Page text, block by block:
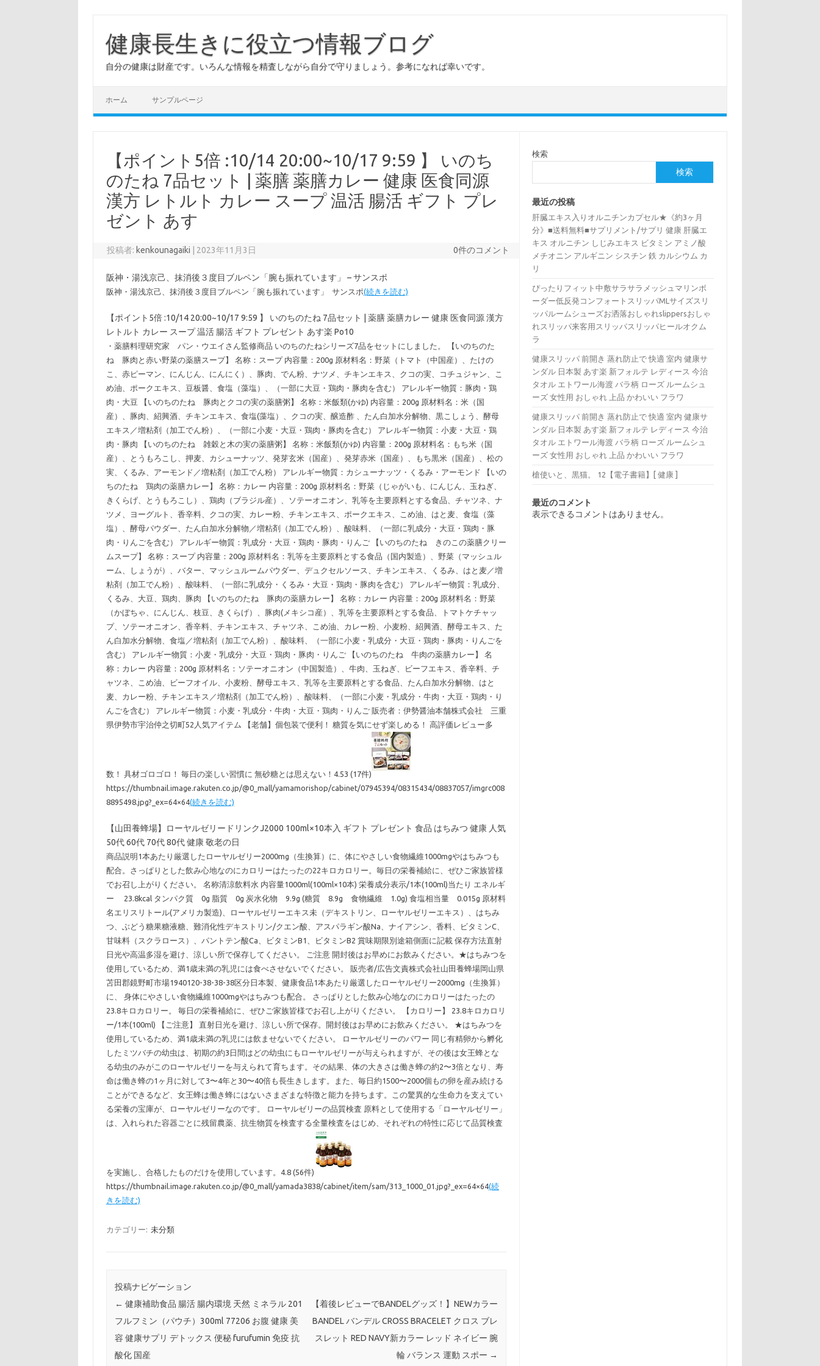
健康長生きに役立つ情報ブログ
自分の健康は財産です。いろんな情報を精査しながら自分で守りましょう。参考になれば幸いです。
ホーム サンプルページ
【ポイント5倍 :10/14 20:00~10/17 9:59 】 いのち
のたね 7品セット | 薬膳 薬膳カレー 健康 医食同源
漢方 レトルト カレー スープ 温活 腸活 ギフト プレ
ゼント あす
投稿者: kenkounagaiki 2023年11月3日 0件のコメント
阪神・湯浅京己、抹消後３度目ブルペン「腕も振れています」 – サンスポ
阪神・湯浅京己、抹消後３度目ブルペン「腕も振れています」 サンスポ(続きを読む)
【ポイント5倍 :10/14 20:00~10/17 9:59 】 いのちのたね 7品セット | 薬膳 薬膳カレー 健康 医食同源 漢方
レトルト カレー スープ 温活 腸活 ギフト プレゼント あす楽 Po10
・薬膳料理研究家 パン・ウエイさん監修商品 いのちのたねシリーズ7品をセットにしました。 【いのちのた
ね 豚肉と赤い野菜の薬膳スープ】 名称：スープ 内容量：200g 原材料名：野菜（トマト（中国産）、たけの
こ、赤ピーマン、にんじん、にんにく）、豚肉、でん粉、ナツメ、チキンエキス、クコの実、コチュジャン、こ
め油、ポークエキス、豆板醤、食塩（藻塩）、（一部に大豆・鶏肉・豚肉を含む） アレルギー物質：豚肉・鶏
肉・大豆 【いのちのたね 豚肉とクコの実の薬膳粥】 名称：米飯類(かゆ) 内容量：200g 原材料名：米（国
産）、豚肉、紹興酒、チキンエキス、食塩(藻塩）、クコの実、醸造酢 、たん白加水分解物、黒こしょう、酵母
エキス／増粘剤（加工でん粉）、（一部に小麦・大豆・鶏肉・豚肉を含む） アレルギー物質：小麦・大豆・鶏
肉・豚肉 【いのちのたね 雑穀と木の実の薬膳粥】 名称：米飯類(かゆ) 内容量：200g 原材料名：もち米（国
産）、とうもろこし、押麦、カシューナッツ、発芽玄米（国産）、発芽赤米（国産）、もち黒米（国産）、松の
実、くるみ、アーモンド／増粘剤（加工でん粉） アレルギー物質：カシューナッツ・くるみ・アーモンド 【いの
ちのたね 鶏肉の薬膳カレー】 名称：カレー 内容量：200g 原材料名：野菜（じゃがいも、にんじん、玉ねぎ、
きくらげ、とうもろこし）、鶏肉（ブラジル産）、ソテーオニオン、乳等を主要原料とする食品、チャツネ、ナ
ツメ、ヨーグルト、香辛料、クコの実、カレー粉、チキンエキス、ポークエキス、こめ油、はと麦、食塩（藻
塩）、酵母パウダー、たん白加水分解物／増粘剤（加工でん粉）、酸味料、（一部に乳成分・大豆・鶏肉・豚
肉・りんごを含む） アレルギー物質：乳成分・大豆・鶏肉・豚肉・りんご 【いのちのたね きのこの薬膳クリー
ムスープ】 名称：スープ 内容量：200g 原材料名：乳等を主要原料とする食品（国内製造）、野菜（マッシュル
ーム、しょうが）、バター、マッシュルームパウダー、デュクセルソース、チキンエキス、くるみ、はと麦／増
粘剤（加工でん粉）、酸味料、（一部に乳成分・くるみ・大豆・鶏肉・豚肉を含む） アレルギー物質：乳成分、
くるみ、大豆、鶏肉、豚肉 【いのちのたね 豚肉の薬膳カレー】 名称：カレー 内容量：200g 原材料名：野菜
（かぼちゃ、にんじん、枝豆、きくらげ）、豚肉(メキシコ産）、乳等を主要原料とする食品、トマトケチャッ
プ、ソテーオニオン、香辛料、チキンエキス、チャツネ、こめ油、カレー粉、小麦粉、紹興酒、酵母エキス、た
ん白加水分解物、食塩／増粘剤（加工でん粉）、酸味料、（一部に小麦・乳成分・大豆・鶏肉・豚肉・りんごを
含む） アレルギー物質：小麦・乳成分・大豆・鶏肉・豚肉・りんご 【いのちのたね 牛肉の薬膳カレー】 名
称：カレー 内容量：200g 原材料名：ソテーオニオン（中国製造）、牛肉、玉ねぎ、ビーフエキス、香辛料、チ
ャツネ、こめ油、ビーフオイル、小麦粉、酵母エキス、乳等を主要原料とする食品、たん白加水分解物、はと
麦、カレー粉、チキンエキス／増粘剤（加工でん粉）、酸味料、（一部に小麦・乳成分・牛肉・大豆・鶏肉・り
んごを含む） アレルギー物質：小麦・乳成分・牛肉・大豆・鶏肉・りんご 販売者：伊勢醤油本舗株式会社 三重
県伊勢市宇治仲之切町52人気アイテム 【老舗】個包装で便利！ 糖質を気にせず楽しめる！ 高評価レビュー多
数！ 具材ゴロゴロ！ 毎日の楽しい習慣に 無砂糖とは思えない！4.53 (17件)
https://thumbnail.image.rakuten.co.jp/@0_mall/yamamorishop/cabinet/07945394/08315434/08837057/imgrc008
8895498.jpg?_ex=64×64(続きを読む)
【山田養蜂場】ローヤルゼリードリンクJ2000 100ml×10本入 ギフト プレゼント 食品 はちみつ 健康 人気
50代 60代 70代 80代 健康 敬老の日
商品説明1本あたり厳選したローヤルゼリー2000mg（生換算）に、体にやさしい食物繊維1000mgやはちみつも
配合。さっぱりとした飲み心地なのにカロリーはたったの22キロカロリー。毎日の栄養補給に、ぜひご家族皆様
でお召し上がりください。 名称清涼飲料水 内容量1000ml(100ml×10本) 栄養成分表示/1本(100ml)当たり エネルギ
ー 23.8kcal タンパク質 0g 脂質 0g 炭水化物 9.9g (糖質 8.9g 食物繊維 1.0g) 食塩相当量 0.015g 原材料
名エリスリトール(アメリカ製造)、ローヤルゼリーエキス未（デキストリン、ローヤルゼリーエキス）、はちみ
つ、ぶどう糖果糖液糖、難消化性デキストリン/クエン酸、アスパラギン酸Na、ナイアシン、香料、ビタミンC、
甘味料（スクラロース）、パントテン酸Ca、ビタミンB1、ビタミンB2 賞味期限別途箱側面に記載 保存方法直射
日光や高温多湿を避け、涼しい所で保存してください。 ご注意 開封後はお早めにお飲みください。★はちみつを
使用しているため、満1歳未満の乳児には食べさせないでください。 販売者/広告文責株式会社山田養蜂場岡山県
苫田郡鏡野町市場1940120-38-38-38区分日本製、健康食品1本あたり厳選したローヤルゼリー2000mg（生換算）
に、 身体にやさしい食物繊維1000mgやはちみつも配合。 さっぱりとした飲み心地なのにカロリーはたったの
23.8キロカロリー。 毎日の栄養補給に、ぜひご家族皆様でお召し上がりください。 【カロリー】 23.8キロカロリ
ー/1本(100ml) 【ご注意】 直射日光を避け、涼しい所で保存。開封後はお早めにお飲みください。 ★はちみつを
使用しているため、満1歳未満の乳児には飲ませないでください。 ローヤルゼリーのパワー 同じ有精卵から孵化
したミツバチの幼虫は、初期の約3日間はどの幼虫にもローヤルゼリーが与えられますが、その後は女王蜂とな
る幼虫のみがこのローヤルゼリーを与えられて育ちます。その結果、体の大きさは働き蜂の約2〜3倍となり、寿
命は働き蜂の1ヶ月に対して3〜4年と30〜40倍も長生きします。また、毎日約1500〜2000個もの卵を産み続ける
ことができるなど、女王蜂は働き蜂にはないさまざまな特徴と能力を持ちます。この驚異的な生命力を支えてい
る栄養の宝庫が、ローヤルゼリーなのです。 ローヤルゼリーの品質検査 原料として使用する「ローヤルゼリー」
は、入れられた容器ごとに残留農薬、抗生物質を検査する全量検査をはじめ、それぞれの特性に応じて品質検査
を実施し、合格したものだけを使用しています。4.8 (56件)
https://thumbnail.image.rakuten.co.jp/@0_mall/yamada3838/cabinet/item/sam/313_1000_01.jpg?_ex=64×64(続
きを読む)
カテゴリー: 未分類
投稿ナビゲーション
← 健康補助食品 腸活 腸内環境 天然 ミネラル 201
フルフミン（パウチ）300ml 77206 お腹 健康 美
容 健康サプリ デトックス 便秘 furufumin 免疫 抗
酸化 国産
【着後レビューでBANDELグッズ！】NEWカラー
BANDEL バンデル CROSS BRACELET クロス ブレ
スレット RED NAVY新カラー レッド ネイビー 腕
輪 バランス 運動 スポー →
検索
検索
最近の投稿
肝臓エキス入りオルニチンカプセル★《約3ヶ月
分》■送料無料■サプリメント/サプリ 健康 肝臓エ
キス オルニチン しじみエキス ビタミン アミノ酸
メチオニン アルギニン シスチン 鉄 カルシウム カ
リ
ぴったりフィット中敷サラサラメッシュマリンボ
ーダー低反発コンフォートスリッパMLサイズスリ
ッパルームシューズお洒落おしゃれslippersおしゃ
れスリッパ来客用スリッパスリッパヒールオクム
ラ
健康スリッパ 前開き 蒸れ防止で 快適 室内 健康サ
ンダル 日本製 あす楽 新フォルテ レディース 今治
タオル エトワール海渡 バラ柄 ローズ ルームシュ
ーズ 女性用 おしゃれ 上品 かわいい フラワ
健康スリッパ 前開き 蒸れ防止で 快適 室内 健康サ
ンダル 日本製 あす楽 新フォルテ レディース 今治
タオル エトワール海渡 バラ柄 ローズ ルームシュ
ーズ 女性用 おしゃれ 上品 かわいい フラワ
槍使いと、黒猫。 12【電子書籍】[ 健康 ]
最近のコメント
表示できるコメントはありません。